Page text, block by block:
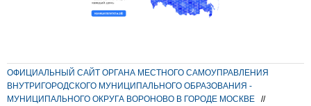
ОФИЦИАЛЬНЫЙ САЙТ ОРГАНА МЕСТНОГО САМОУПРАВЛЕНИЯ
ВНУТРИГОРОДСКОГО МУНИЦИПАЛЬНОГО ОБРАЗОВАНИЯ -
МУНИЦИПАЛЬНОГО ОКРУГА ВОРОНОВО В ГОРОДЕ МОСКВЕ
//